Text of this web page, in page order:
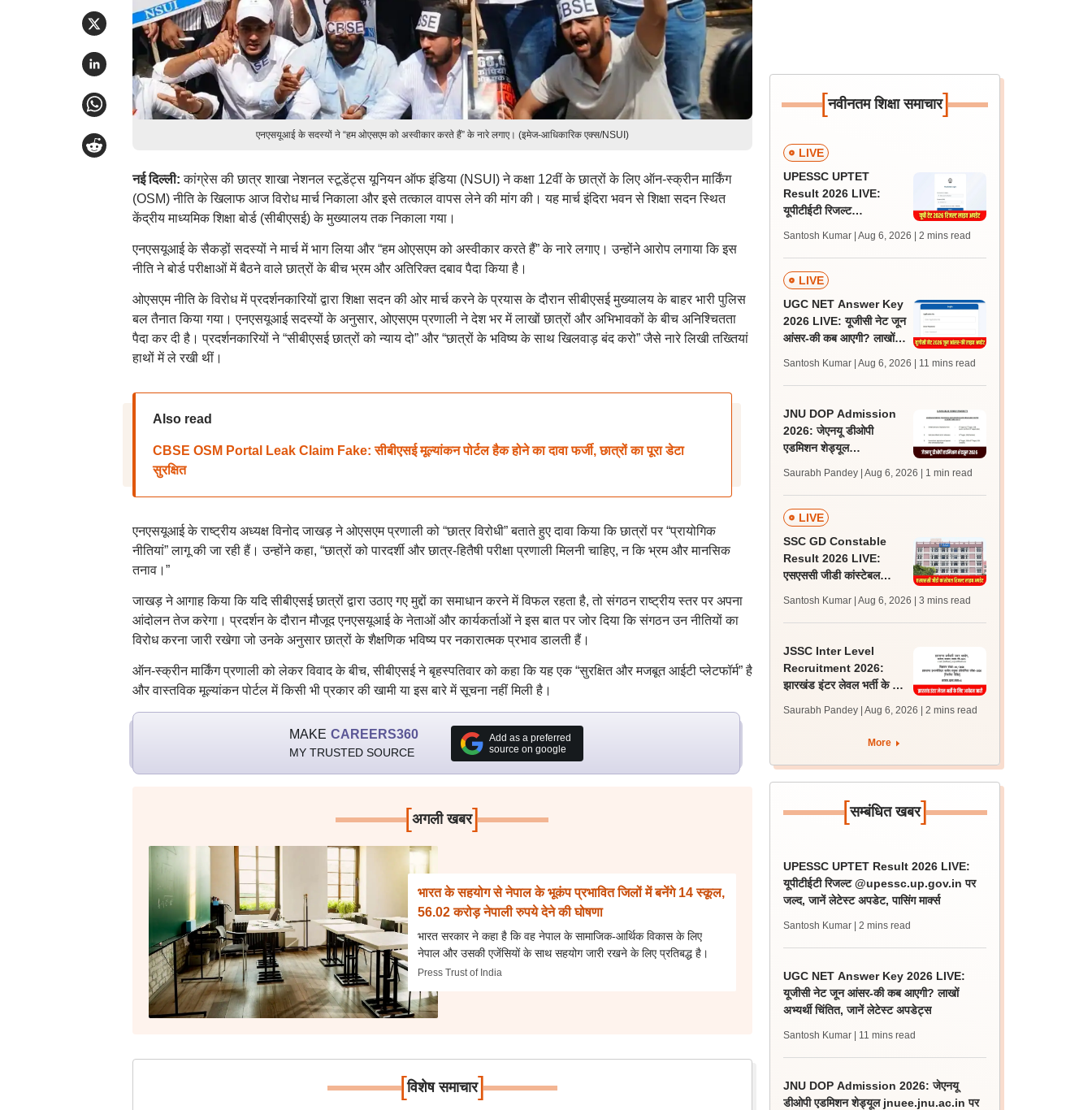
एनएसयूआई के सदस्यों ने “हम ओएसएम को अस्वीकार करते हैं” के नारे लगाए। (इमेज-आधिकारिक एक्स/NSUI)
नई दिल्ली:कांग्रेस की छात्र शाखा नेशनल स्टूडेंट्स यूनियन ऑफ इंडिया (NSUI) ने कक्षा 12वीं के छात्रों के लिए ऑन-स्क्रीन मार्किंग
(OSM) नीति के खिलाफ आज विरोध मार्च निकाला और इसे तत्काल वापस लेने की मांग की। यह मार्च इंदिरा भवन से शिक्षा सदन स्थित
केंद्रीय माध्यमिक शिक्षा बोर्ड (सीबीएसई) के मुख्यालय तक निकाला गया।
एनएसयूआई के सैकड़ों सदस्यों ने मार्च में भाग लिया और “हम ओएसएम को अस्वीकार करते हैं” के नारे लगाए। उन्होंने आरोप लगाया कि इस
नीति ने बोर्ड परीक्षाओं में बैठने वाले छात्रों के बीच भ्रम और अतिरिक्त दबाव पैदा किया है।
ओएसएम नीति के विरोध में प्रदर्शनकारियों द्वारा शिक्षा सदन की ओर मार्च करने के प्रयास के दौरान सीबीएसई मुख्यालय के बाहर भारी पुलिस
बल तैनात किया गया। एनएसयूआई सदस्यों के अनुसार, ओएसएम प्रणाली ने देश भर में लाखों छात्रों और अभिभावकों के बीच अनिश्चितता
पैदा कर दी है। प्रदर्शनकारियों ने “सीबीएसई छात्रों को न्याय दो” और “छात्रों के भविष्य के साथ खिलवाड़ बंद करो” जैसे नारे लिखी तख्तियां
हाथों में ले रखी थीं।
Also read
CBSE OSM Portal Leak Claim Fake: सीबीएसई मूल्यांकन पोर्टल हैक होने का दावा फर्जी, छात्रों का पूरा डेटा
सुरक्षित
एनएसयूआई के राष्ट्रीय अध्यक्ष विनोद जाखड़ ने ओएसएम प्रणाली को “छात्र विरोधी” बताते हुए दावा किया कि छात्रों पर “प्रायोगिक
नीतियां” लागू की जा रही हैं। उन्होंने कहा, “छात्रों को पारदर्शी और छात्र-हितैषी परीक्षा प्रणाली मिलनी चाहिए, न कि भ्रम और मानसिक
तनाव।”
जाखड़ ने आगाह किया कि यदि सीबीएसई छात्रों द्वारा उठाए गए मुद्दों का समाधान करने में विफल रहता है, तो संगठन राष्ट्रीय स्तर पर अपना
आंदोलन तेज करेगा। प्रदर्शन के दौरान मौजूद एनएसयूआई के नेताओं और कार्यकर्ताओं ने इस बात पर जोर दिया कि संगठन उन नीतियों का
विरोध करना जारी रखेगा जो उनके अनुसार छात्रों के शैक्षणिक भविष्य पर नकारात्मक प्रभाव डालती हैं।
ऑन-स्क्रीन मार्किंग प्रणाली को लेकर विवाद के बीच, सीबीएसई ने बृहस्पतिवार को कहा कि यह एक “सुरक्षित और मजबूत आईटी प्लेटफॉर्म” है
और वास्तविक मूल्यांकन पोर्टल में किसी भी प्रकार की खामी या इस बारे में सूचना नहीं मिली है।
MAKE CAREERS360
MY TRUSTED SOURCE
Add as a preferred
source on google
[अगली खबर]
भारत के सहयोग से नेपाल के भूकंप प्रभावित जिलों में बनेंगे 14 स्कूल,
56.02 करोड़ नेपाली रुपये देने की घोषणा
भारत सरकार ने कहा है कि वह नेपाल के सामाजिक-आर्थिक विकास के लिए
नेपाल और उसकी एजेंसियों के साथ सहयोग जारी रखने के लिए प्रतिबद्ध है।
Press Trust of India
[विशेष समाचार]
[नवीनतम शिक्षा समाचार]
LIVE
UPESSC UPTET
Result 2026 LIVE:
यूपीटीईटी रिजल्ट
जल्द, जानें लेटेस्ट अपडेट,
पासिंग मार्क्स
Santosh Kumar | Aug 6, 2026 | 2 mins read
LIVE
UGC NET Answer Key
2026 LIVE: यूजीसी नेट जून
आंसर-की कब आएगी? लाखों
Santosh Kumar | Aug 6, 2026 | 11 mins read
JNU DOP Admission
2026: जेएनयू डीओपी
एडमिशन शेड्यूल
24 अगस्त को जारी होगी मेरिट
लिस्ट
Saurabh Pandey | Aug 6, 2026 | 1 min read
LIVE
SSC GD Constable
Result 2026 LIVE:
एसएससी जीडी कांस्टेबल
लेटेस्ट अपडेट, स्कोरकार्ड लिंक
Santosh Kumar | Aug 6, 2026 | 3 mins read
JSSC Inter Level
Recruitment 2026:
झारखंड इंटर लेवल भर्ती के लिए
Saurabh Pandey | Aug 6, 2026 | 2 mins read
More
[सम्बंधित खबर]
UPESSC UPTET Result 2026 LIVE:
यूपीटीईटी रिजल्ट @upessc.up.gov.in पर
जल्द, जानें लेटेस्ट अपडेट, पासिंग मार्क्स
Santosh Kumar | 2 mins read
UGC NET Answer Key 2026 LIVE:
यूजीसी नेट जून आंसर-की कब आएगी? लाखों
अभ्यर्थी चिंतित, जानें लेटेस्ट अपडेट्स
Santosh Kumar | 11 mins read
JNU DOP Admission 2026: जेएनयू
डीओपी एडमिशन शेड्यूल jnuee.jnu.ac.in पर